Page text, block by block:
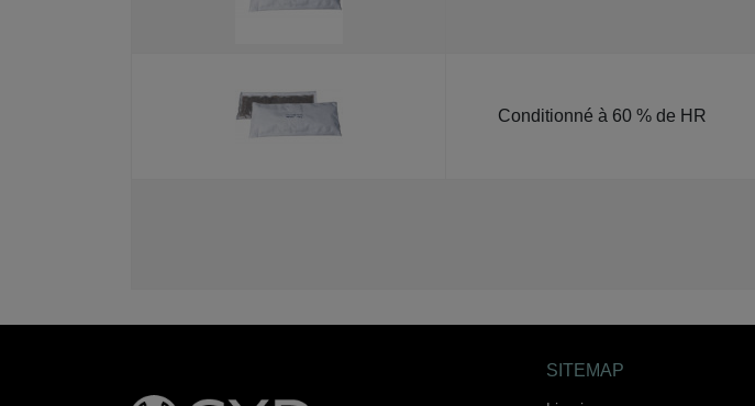
Conditionné à 60 % de HR
SITEMAP